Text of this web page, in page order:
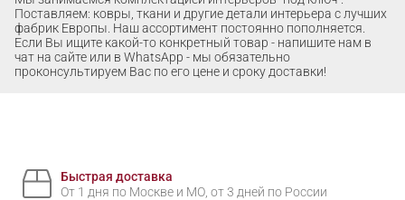
Поставляем: ковры, ткани и другие детали интерьера с лучших
фабрик Европы. Наш ассортимент постоянно пополняется.
Если Вы ищите какой-то конкретный товар - напишите нам в
чат на сайте или в WhatsApp - мы обязательно
проконсультируем Вас по его цене и сроку доставки!
Быстрая доставка
От 1 дня по Москве и МО, от 3 дней по России